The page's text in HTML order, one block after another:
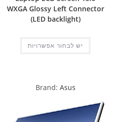
WXGA Glossy Left Connector
(LED backlight)
יש לבחור אפשרויות
Brand: Asus